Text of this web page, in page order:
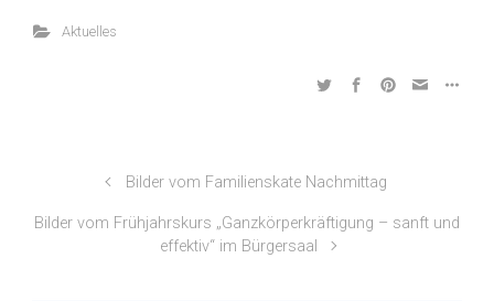
Aktuelles
Bilder vom Familienskate Nachmittag
Bilder vom Frühjahrskurs „Ganzkörperkräftigung – sanft und
effektiv“ im Bürgersaal